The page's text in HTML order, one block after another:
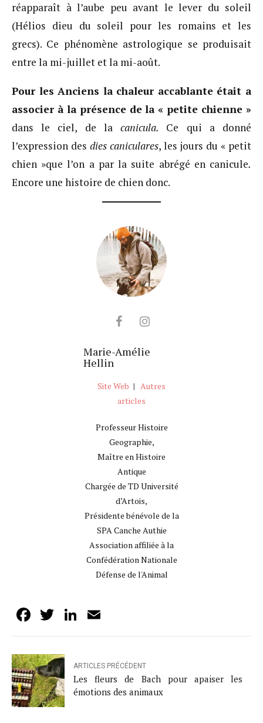
réapparaît à l’aube peu avant le lever du soleil
(Hélios dieu du soleil pour les romains et les
grecs). Ce phénomène astrologique se produisait
entre la mi-juillet et la mi-août.
Pour les Anciens la chaleur accablante était a
associer à la présence de la « petite chienne »
dans le ciel, de lacanicula. Ce qui a donné
l’expression des dies caniculares, les jours du « petit
chien »que l’on a par la suite abrégé en canicule.
Encore une histoire de chien donc.
Marie-Amélie
Hellin
Site Web | Autres
articles
Professeur Histoire
Geographie,
Maître en Histoire
Antique
Chargée de TD Université
d’Artois,
Présidente bénévole de la
SPA Canche Authie
Association affiliée à la
Confédération Nationale
Défense de l'Animal
Facebook
TwitterLinkedIn
ARTICLES PRÉCÉDENT
Les fleurs de Bach pour apaiser les
émotions des animaux